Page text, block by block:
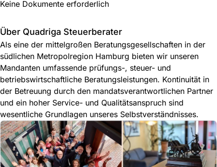
Keine Dokumente erforderlich
Über Quadriga Steuerberater
Als eine der mittelgroßen Beratungsgesellschaften in der
südlichen Metropolregion Hamburg bieten wir unseren
Mandanten umfassende prüfungs-, steuer- und
betriebswirtschaftliche Beratungsleistungen. Kontinuität in
der Betreuung durch den mandatsverantwortlichen Partner
und ein hoher Service- und Qualitätsanspruch sind
wesentliche Grundlagen unseres Selbstverständnisses.